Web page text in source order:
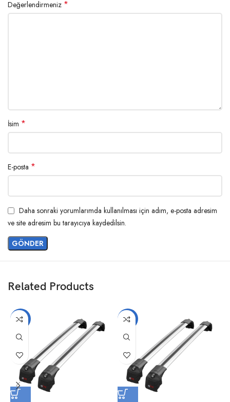
Değerlendirmeniz *
İsim *
E-posta *
Daha sonraki yorumlarımda kullanılması için adım, e-posta adresim
ve site adresim bu tarayıcıya kaydedilsin.
Related Products
-14% -14%